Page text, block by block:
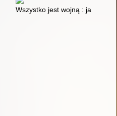
polskiej informatyki
Wszystko jest wojną : jak